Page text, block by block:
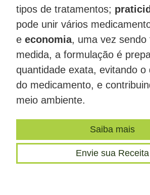
tipos de tratamentos;
pode unir vários
eeconomia, uma vez sendo
medida, a formulação é
quantidade exata, evitando o
do medicamento, e
meio ambiente.
Saiba mais
Envie sua Receita